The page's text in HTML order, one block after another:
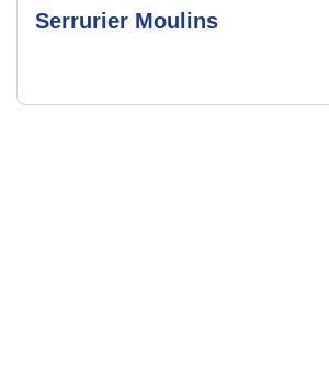
Serrurier Moulins